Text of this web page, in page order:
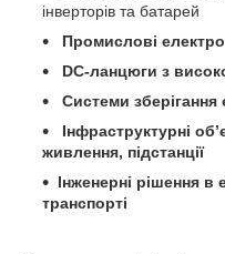
інверторів та батарей
Промислові
DC-ланцюги з
Системи зберігання
Інфраструктурні
живлення, підстанції
Інженерні рішення в
транспорті